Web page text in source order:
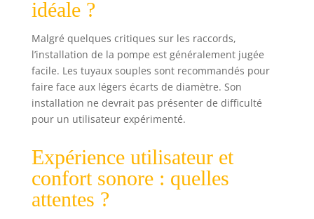
est parfaitement
adaptée à une
utilisation
continue en
extérieur, même
dans des
conditions
changeantes.
[Pour l'eau salée
et l'eau douce] La
idéale ?
Malgré quelques critiques sur les raccords,
l’installation de la pompe est généralement jugée
facile. Les tuyaux souples sont recommandés pour
faire face aux légers écarts de diamètre. Son
installation ne devrait pas présenter de difficulté
pour un utilisateur expérimenté.
Expérience utilisateur et
confort sonore : quelles
attentes ?